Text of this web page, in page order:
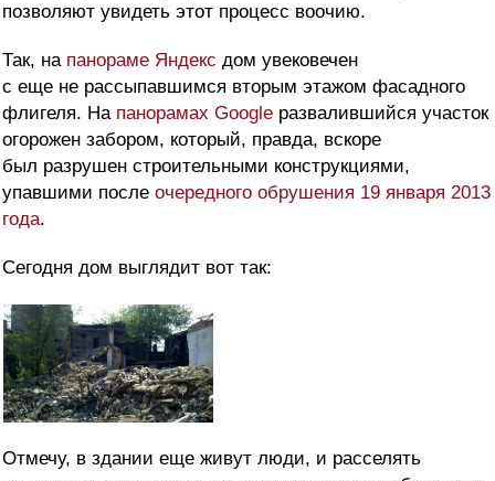
позволяют увидеть этот процесс воочию.
Так, на панораме Яндекс дом увековечен
с еще не рассыпавшимся вторым этажом фасадного
флигеля. На панорамах Google развалившийся участок
огорожен забором, который, правда, вскоре
был разрушен строительными конструкциями,
упавшими после очередного обрушения 19 января 2013
года.
Сегодня дом выглядит вот так:
Отмечу, в здании еще живут люди, и расселять